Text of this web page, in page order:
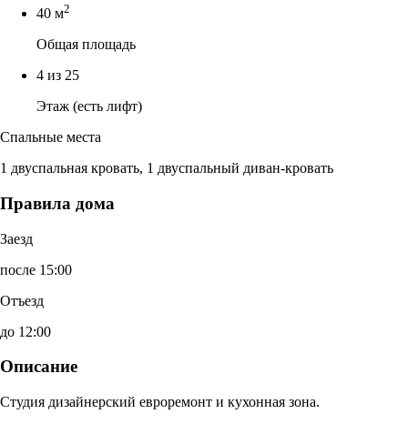
40 м2
Общая площадь
4 из 25
Этаж (есть лифт)
Спальные места
1 двуспальная кровать, 1 двуспальный диван-кровать
Правила дома
Заезд
после 15:00
Отъезд
до 12:00
Описание
Студия дизайнерский евроремонт и кухонная зона.